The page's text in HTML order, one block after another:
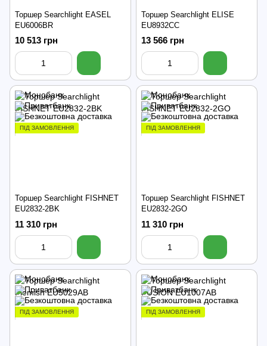
Торшер Searchlight EASEL
EU6006BR
10 513 грн
Торшер Searchlight ELISE
EU8932CC
13 566 грн
ПІД ЗАМОВЛЕННЯ
Торшер Searchlight FISHNET
EU2832-2BK
11 310 грн
ПІД ЗАМОВЛЕННЯ
Торшер Searchlight FISHNET
EU2832-2GO
11 310 грн
ПІД ЗАМОВЛЕННЯ ПІД ЗАМОВЛЕННЯ